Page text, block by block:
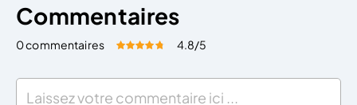
Commentaires
0 commentaires Évaluez cet article:
4.8/5